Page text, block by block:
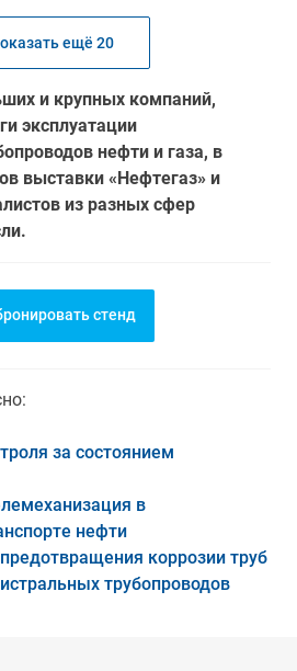
ещё 20
и крупных компаний,
эксплуатации
нефти и газа, в
выставки «Нефтегаз» и
из разных сфер
стенд
за состоянием
в
нефти
коррозии труб
трубопроводов